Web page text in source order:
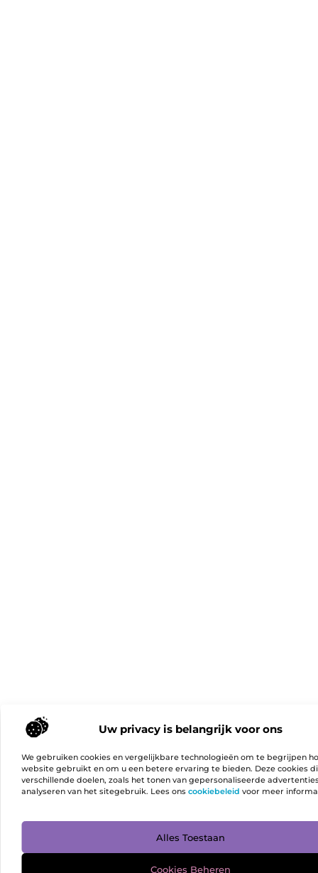
Uw privacy is belangrijk voor ons
We gebruiken cookies en vergelijkbare technologieën om te begrijpen
website gebruikt en om u een betere ervaring te bieden. Deze cookies
verschillende doelen, zoals het tonen van gepersonaliseerde
analyseren van het sitegebruik. Lees ons cookiebeleid voor meer
Alles Toestaan
Cookies Beheren